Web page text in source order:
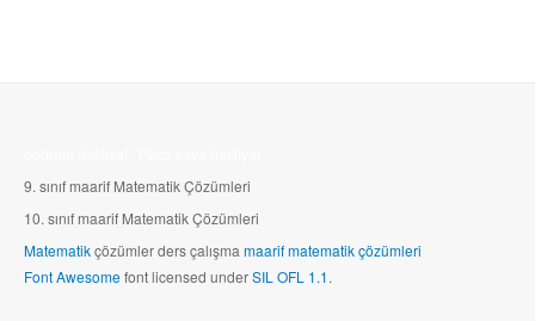
9. sınıf maarif Matematik Çözümleri
10. sınıf maarif Matematik Çözümleri
Matematikçözümler ders çalışma maarif matematik çözümleri
Font Awesomefont licensed underSIL OFL 1.1.